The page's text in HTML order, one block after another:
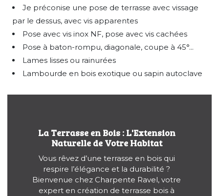
Je préconise une pose de terrasse avec vissage
par le dessus, avec vis apparentes
Pose avec vis inox NF, pose avec vis cachées
Pose à baton-rompu, diagonale, coupe à 45°...
Lames lisses ou rainurées
Lambourde en bois exotique ou sapin autoclave
La Terrasse en Bois : L'Extension
Naturelle de Votre Habitat
Vous rêvez d’une terrasse en bois qui
respire l’élégance et la durabilité ?
Bienvenue chez Charpente Ravel, votre
expert en création de terrasse bois à